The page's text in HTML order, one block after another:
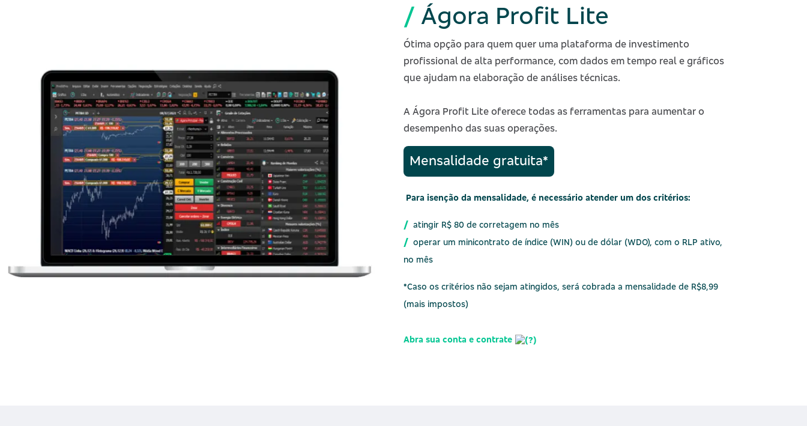
/ Ágora Profit Lite
Ótima opção para quem quer uma plataforma de investimento
profissional de alta performance, com dados em tempo real e gráficos
que ajudam na elaboração de análises técnicas.
A Ágora Profit Lite oferece todas as ferramentas para aumentar o
desempenho das suas operações.
Mensalidade gratuita*
Para isenção da mensalidade, é necessário atender um dos critérios:
/ atingir R$ 80 de corretagem no mês
/ operar um minicontrato de índice (WIN) ou de dólar (WDO), com o RLP ativo,
no mês
*Caso os critérios não sejam atingidos, será cobrada a mensalidade de R$8,99
(mais impostos)
Abra sua conta e contrate